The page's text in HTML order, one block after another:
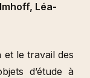
Léa-
et le travail des
d’étude à